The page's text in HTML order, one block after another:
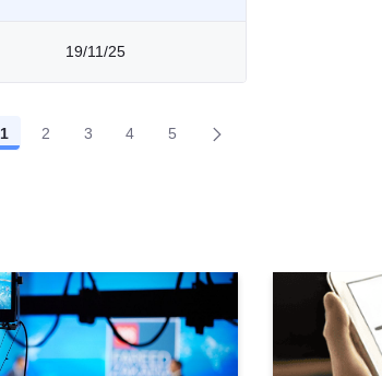
19/11/25
Página
1 Página
2 Página
3 Página
4 Página
5